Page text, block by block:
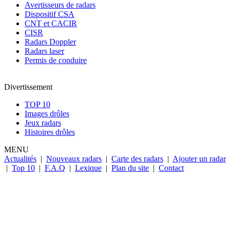
Avertisseurs de radars
Dispositif CSA
CNT et CACIR
CISR
Radars Doppler
Radars laser
Permis de conduire
Divertissement
TOP 10
Images drôles
Jeux radars
Histoires drôles
MENU
Actualités | Nouveaux radars | Carte des radars | Ajouter un radar
| Top 10 | F.A.Q | Lexique | Plan du site | Contact